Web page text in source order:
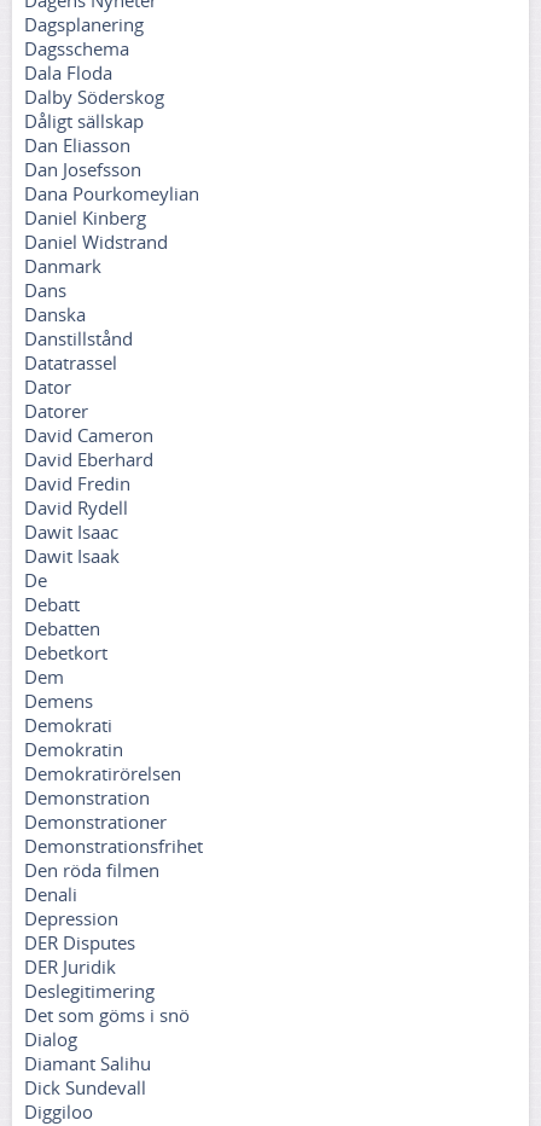
Dagsplanering
Dagsschema
Dala Floda
Dalby Söderskog
Dåligt sällskap
Dan Eliasson
Dan Josefsson
Dana Pourkomeylian
Daniel Kinberg
Daniel Widstrand
Danmark
Dans
Danska
Danstillstånd
Datatrassel
Dator
Datorer
David Cameron
David Eberhard
David Fredin
David Rydell
Dawit Isaac
Dawit Isaak
De
Debatt
Debatten
Debetkort
Dem
Demens
Demokrati
Demokratin
Demokratirörelsen
Demonstration
Demonstrationer
Demonstrationsfrihet
Den röda filmen
Denali
Depression
DER Disputes
DER Juridik
Deslegitimering
Det som göms i snö
Dialog
Diamant Salihu
Dick Sundevall
Diggiloo